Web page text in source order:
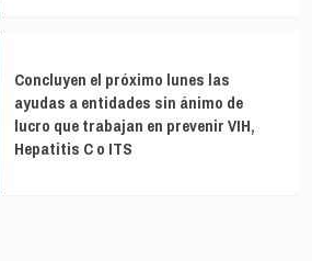
Concluyen el próximo lunes las
ayudas a entidades sin ánimo de
lucro que trabajan en prevenir VIH,
Hepatitis C o ITS